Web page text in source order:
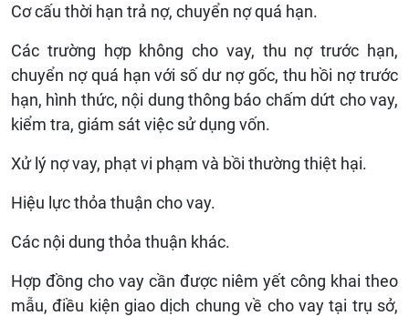
Cơ cấu thời hạn trả nợ, chuyển nợ quá hạn.
Các trường hợp không cho vay, thu nợ trước hạn,
chuyển nợ quá hạn với số dư nợ gốc, thu hồi nợ trước
hạn, hình thức, nội dung thông báo chấm dứt cho vay,
kiểm tra, giám sát việc sử dụng vốn.
Xử lý nợ vay, phạt vi phạm và bồi thường thiệt hại.
Hiệu lực thỏa thuận cho vay.
Các nội dung thỏa thuận khác.
Hợp đồng cho vay cần được niêm yết công khai theo
mẫu, điều kiện giao dịch chung về cho vay tại trụ sở,